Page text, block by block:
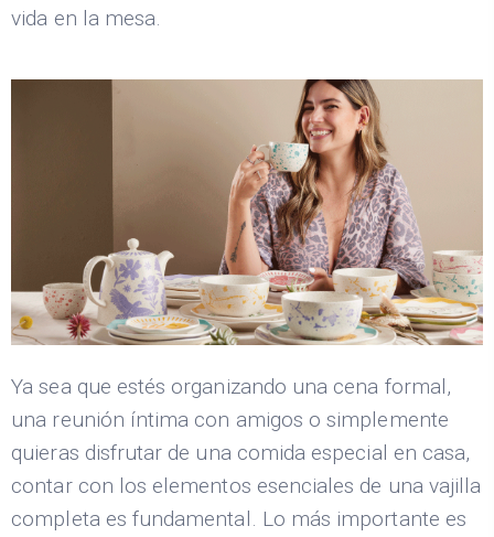
vida en la mesa.
Ya sea que estés organizando una cena formal,
una reunión íntima con amigos o simplemente
quieras disfrutar de una comida especial en casa,
contar con los elementos esenciales de una vajilla
completa es fundamental. Lo más importante es